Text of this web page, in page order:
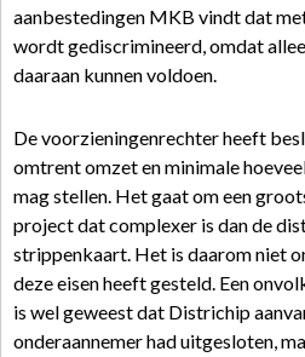
aanbestedingen MKB vindt dat
wordt gediscrimineerd, omdat
daaraan kunnen voldoen.
De voorzieningenrechter heeft
omtrent omzet en minimale
mag stellen. Het gaat om een
project dat complexer is dan de
strippenkaart. Het is daarom niet
deze eisen heeft gesteld. Een
is wel geweest dat Districhip
onderaannemer had uitgesloten,